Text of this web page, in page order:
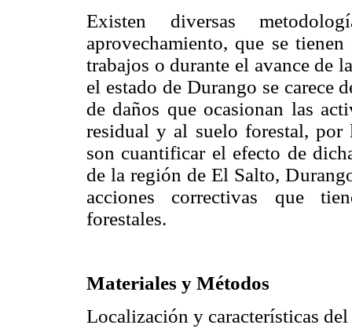
Existen diversas
aprovechamiento, que se
trabajos o durante el avance de
el estado de Durango se carece
de daños que ocasionan las
residual y al suelo forestal,
son cuantificar el efecto de
de la región de El Salto,
acciones correctivas que
forestales.
Materiales y Métodos
Localización y características del